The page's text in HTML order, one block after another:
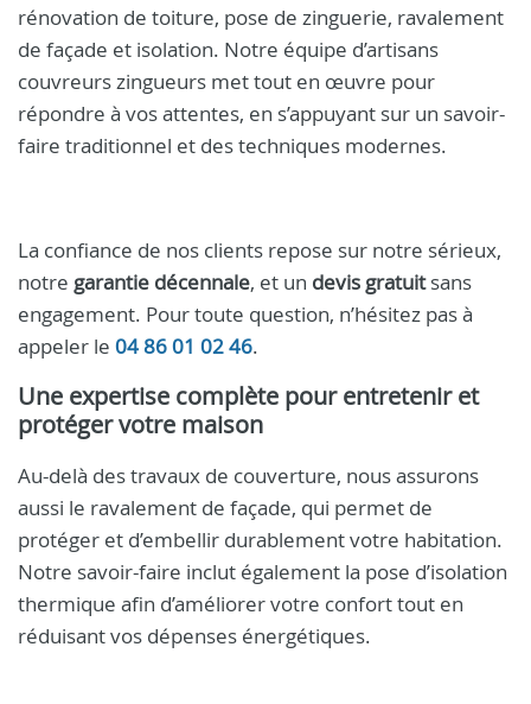
rénovation de toiture, pose de zinguerie, ravalement
de façade et isolation. Notre équipe d’artisans
couvreurs zingueurs met tout en œuvre pour
répondre à vos attentes, en s’appuyant sur un savoir-
faire traditionnel et des techniques modernes.
La confiance de nos clients repose sur notre sérieux,
notre garantie décennale, et un devis gratuitsans
engagement. Pour toute question, n’hésitez pas à
appeler le 04 86 01 02 46.
Une expertise complète pour entretenir et
protéger votre maison
Au-delà des travaux de couverture, nous assurons
aussi le ravalement de façade, qui permet de
protéger et d’embellir durablement votre habitation.
Notre savoir-faire inclut également la pose d’isolation
thermique afin d’améliorer votre confort tout en
réduisant vos dépenses énergétiques.